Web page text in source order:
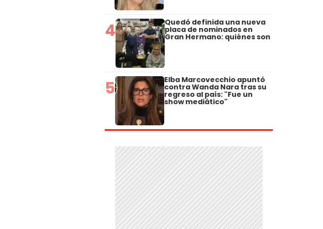
4 Quedó definida una nueva
placa de nominados en
Gran Hermano: quiénes son
5 Elba Marcovecchio apuntó
contra Wanda Nara tras su
regreso al país: "Fue un
show mediático"